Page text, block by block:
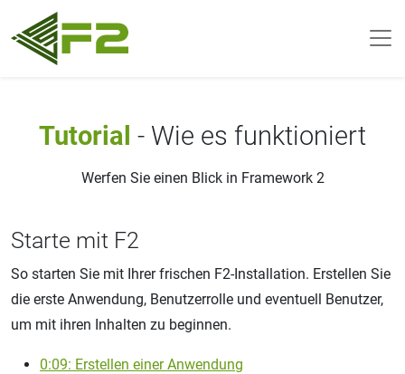
Tutorial - Wie es funktioniert
Werfen Sie einen Blick in Framework 2
Starte mit F2
So starten Sie mit Ihrer frischen F2-Installation. Erstellen Sie
die erste Anwendung, Benutzerrolle und eventuell Benutzer,
um mit ihren Inhalten zu beginnen.
0:09: Erstellen einer Anwendung